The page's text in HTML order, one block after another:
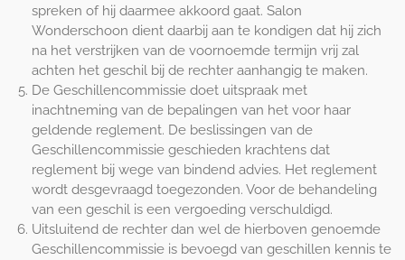
spreken of hij daarmee akkoord gaat. Salon
Wonderschoon dient daarbij aan te kondigen dat hij zich
na het verstrijken van de voornoemde termijn vrij zal
achten het geschil bij de rechter aanhangig te maken.
De Geschillencommissie doet uitspraak met
inachtneming van de bepalingen van het voor haar
geldende reglement. De beslissingen van de
Geschillencommissie geschieden krachtens dat
reglement bij wege van bindend advies. Het reglement
wordt desgevraagd toegezonden. Voor de behandeling
van een geschil is een vergoeding verschuldigd.
Uitsluitend de rechter dan wel de hierboven genoemde
Geschillencommissie is bevoegd van geschillen kennis te